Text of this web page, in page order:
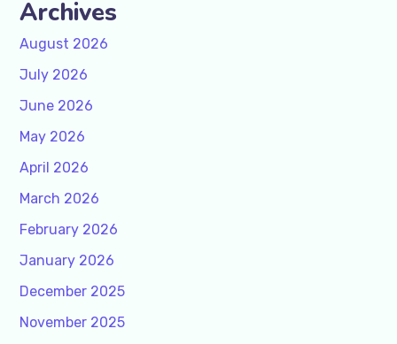
Archives
August 2026
July 2026
June 2026
May 2026
April 2026
March 2026
February 2026
January 2026
December 2025
November 2025